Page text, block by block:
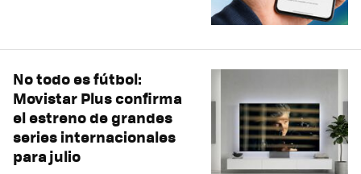
No todo es fútbol:
Movistar Plus confirma
el estreno de grandes
series internacionales
para julio